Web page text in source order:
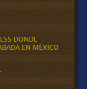
DONDE
EN MÉXICO